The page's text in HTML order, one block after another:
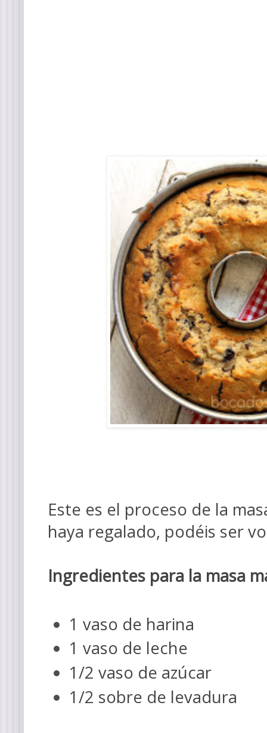
Este es el proceso de la
haya regalado, podéis ser
Ingredientes para la masa
1 vaso de harina
1 vaso de leche
1/2 vaso de azúcar
1/2 sobre de levadura